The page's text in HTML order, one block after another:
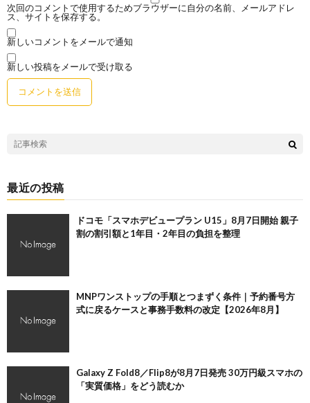
次回のコメントで使用するためブラウザーに自分の名前、メールアドレ
ス、サイトを保存する。
新しいコメントをメールで通知
新しい投稿をメールで受け取る
最近の投稿
ドコモ「スマホデビュープラン U15」8月7日開始 親子
割の割引額と1年目・2年目の負担を整理
MNPワンストップの手順とつまずく条件｜予約番号方
式に戻るケースと事務手数料の改定【2026年8月】
Galaxy Z Fold8／Flip8が8月7日発売 30万円級スマホの
「実質価格」をどう読むか